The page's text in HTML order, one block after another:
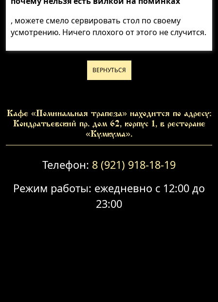
, можете смело сервировать стол по своему
усмотрению. Ничего плохого от этого не случится.
ВЕРНУТЬСЯ
Кафе «Поминальная трапеза» находится по адресу:
Кондратьевский пр. дом 62, корпус 1, в ресторане
«Кумкума».
Телефон: 8 (921) 918-18-19
Режим работы: ежедневно с 12:00 до
23:00